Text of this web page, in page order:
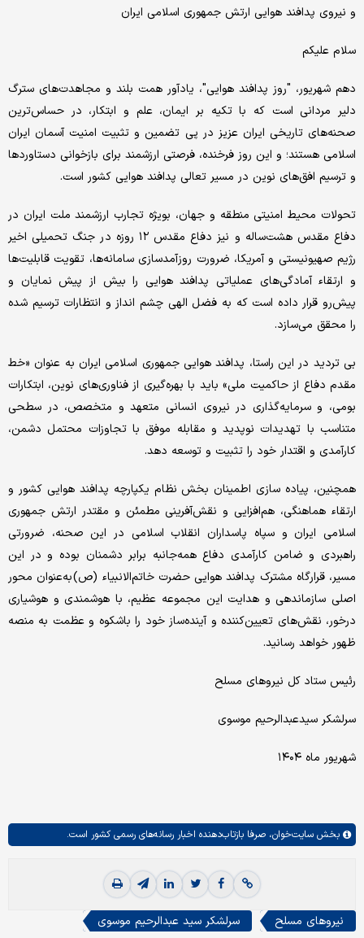
و نیروی پدافند هوایی ارتش جمهوری اسلامی ایران
سلام علیکم
دهم شهریور، "روز پدافند هوایی"، یادآور همت بلند و مجاهدت‌های سترگ
دلیر مردانی است که با تکیه بر ایمان، علم و ابتکار، در حساس‌ترین
صحنه‌های تاریخی ایران عزیز در پی تضمین و تثبیت امنیت آسمان ایران
اسلامی هستند؛ و این روز فرخنده، فرصتی ارزشمند برای بازخوانی دستاوردها
و ترسیم افق‌های نوین در مسیر تعالی پدافند هوایی کشور است.
تحولات محیط امنیتی منطقه و جهان، بویژه تجارب ارزشمند ملت ایران در
دفاع مقدس هشت‌ساله و نیز دفاع مقدس ۱۲ روزه در جنگ تحمیلی اخیر
رژیم صهیونیستی و آمریکا، ضرورت روزآمدسازی سامانه‌ها، تقویت قابلیت‌ها
و ارتقاء آمادگی‌های عملیاتی پدافند هوایی را بیش از پیش نمایان و
پیش‌رو قرار داده است که به فضل الهی چشم انداز و انتظارات ترسیم شده
را محقق می‌سازد.
بی تردید در این راستا، پدافند هوایی جمهوری اسلامی ایران به عنوان «خط
مقدم دفاع از حاکمیت ملی» باید با بهره‌گیری از فناوری‌های نوین، ابتکارات
بومی، و سرمایه‌گذاری در نیروی انسانی متعهد و متخصص، در سطحی
متناسب با تهدیدات نوپدید و مقابله موفق با تجاوزات محتمل دشمن،
کارآمدی و اقتدار خود را تثبیت و توسعه دهد.
همچنین، پیاده سازی اطمینان بخش نظام یکپارچه پدافند هوایی کشور و
ارتقاء هماهنگی، هم‌افزایی و نقش‌آفرینی مطمئن و مقتدر ارتش جمهوری
اسلامی ایران و سپاه پاسداران انقلاب اسلامی در این صحنه، ضرورتی
راهبردی و ضامن کارآمدی دفاع همه‌جانبه برابر دشمنان بوده و در این
مسیر، قرارگاه مشترک پدافند هوایی حضرت خاتم‌الانبیاء (ص) به‌عنوان محور
اصلی سازماندهی و هدایت این مجموعه عظیم، با هوشمندی و هوشیاری
درخور، نقش‌های تعیین‌کننده و آینده‌ساز خود را باشکوه و عظمت به منصه
ظهور خواهد رسانید.
رئیس ستاد کل نیروهای مسلح
سرلشکر سیدعبدالرحیم موسوی
شهریور ماه ۱۴۰۴
بخش سایت‌خوان، صرفا بازتاب‌دهنده اخبار رسانه‌های رسمی کشور است.
نیروهای مسلح سرلشکر سید عبدالرحیم موسوی